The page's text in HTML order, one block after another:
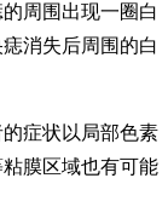
周围出现一圈白
消失后周围的白
症状以局部色素
膜区域也有可能